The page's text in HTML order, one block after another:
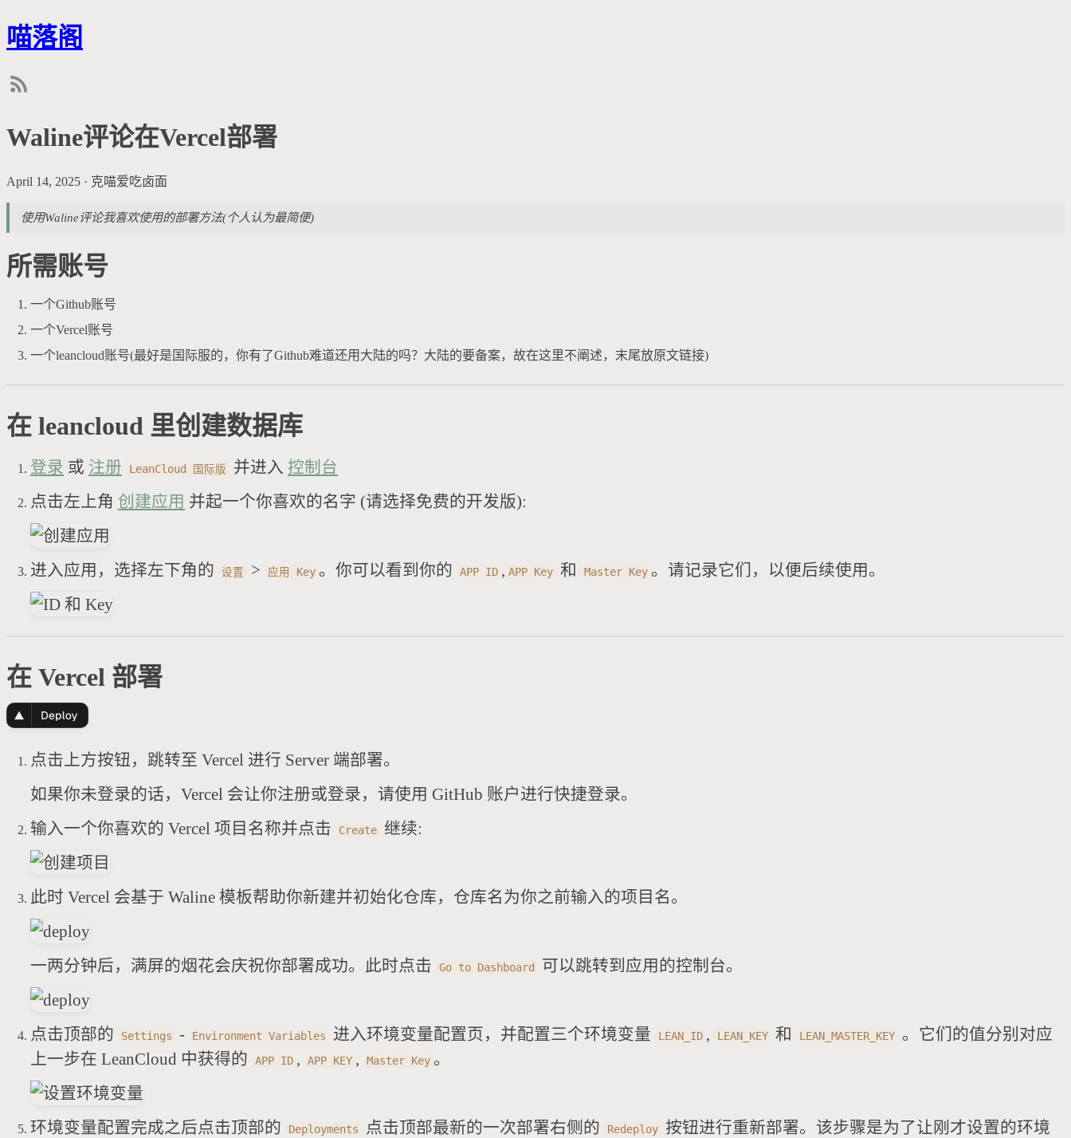
喵落阁
Waline评论在Vercel部署
April 14, 2025 · 克喵爱吃卤面
使用Waline评论我喜欢使用的部署方法(个人认为最简便)
所需账号
一个Github账号
一个Vercel账号
一个leancloud账号(最好是国际服的，你有了Github难道还用大陆的吗？大陆的要备案，故在这里不阐述，末尾放原文链接)
在 leancloud 里创建数据库
登录 或 注册 LeanCloud 国际版 并进入控制台
点击左上角 创建应用 并起一个你喜欢的名字 (请选择免费的开发版):
进入应用，选择左下角的 设置 > 应用 Key 。你可以看到你的 APP ID , APP Key 和 Master Key 。请记录它们，以便后续使用。
在 Vercel 部署
点击上方按钮，跳转至 Vercel 进行 Server 端部署。
如果你未登录的话，Vercel 会让你注册或登录，请使用 GitHub 账户进行快捷登录。
输入一个你喜欢的 Vercel 项目名称并点击
Create 继续:
此时 Vercel 会基于 Waline 模板帮助你新建并初始化仓库，仓库名为你之前输入的项目名。
一两分钟后，满屏的烟花会庆祝你部署成功。此时点击 Go to Dashboard 可以跳转到应用的控制台。
点击顶部的 Settings - Environment Variables 进入环境变量配置页，并配置三个环境变量 LEAN_ID , LEAN_KEY 和 LEAN_MASTER_KEY
。它们的值分别对应
上一步在 LeanCloud 中获得的
APP ID , APP KEY , Master Key 。
环境变量配置完成之后点击顶部的 Deployments 点击顶部最新的一次部署右侧的 Redeploy 按钮进行重新部署。该步骤是为了让刚才设置的环境